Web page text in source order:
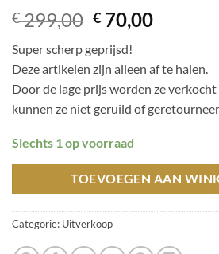
€299,00 Oorspronkelijke
prijs
was:
€ 299,00.
€ 70,00Huidige
€ 70,00.
Super scherp geprijsd!
Deze artikelen zijn alleen af te halen.
Door de lage prijs worden ze
kunnen ze niet geruild of
Slechts 1 op voorraad
TOEVOEGEN AAN
Categorie: Uitverkoop